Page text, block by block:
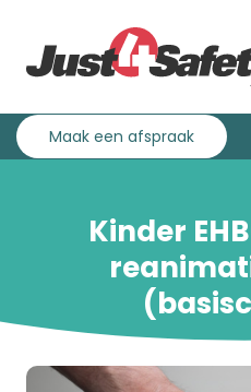
gaan
hoofdnavigatie
Maak een afspraak
Kinder